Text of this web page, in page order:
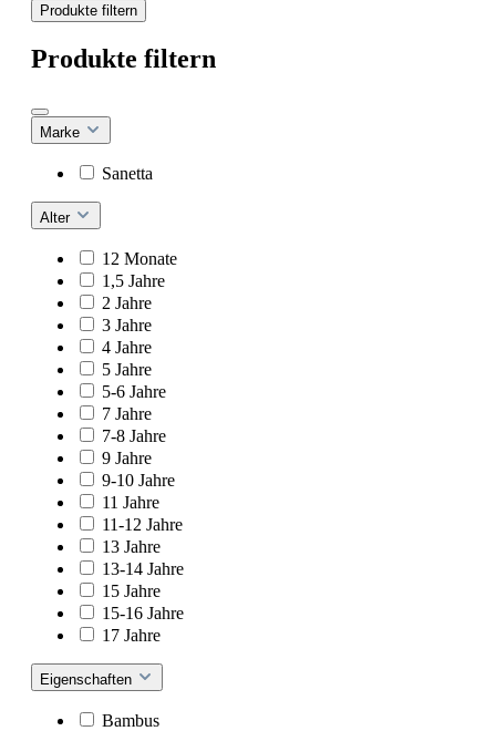
Produkte filtern
Produkte filtern
Marke
Sanetta
Alter
12 Monate
1,5 Jahre
2 Jahre
3 Jahre
4 Jahre
5 Jahre
5-6 Jahre
7 Jahre
7-8 Jahre
9 Jahre
9-10 Jahre
11 Jahre
11-12 Jahre
13 Jahre
13-14 Jahre
15 Jahre
15-16 Jahre
17 Jahre
Eigenschaften
Bambus